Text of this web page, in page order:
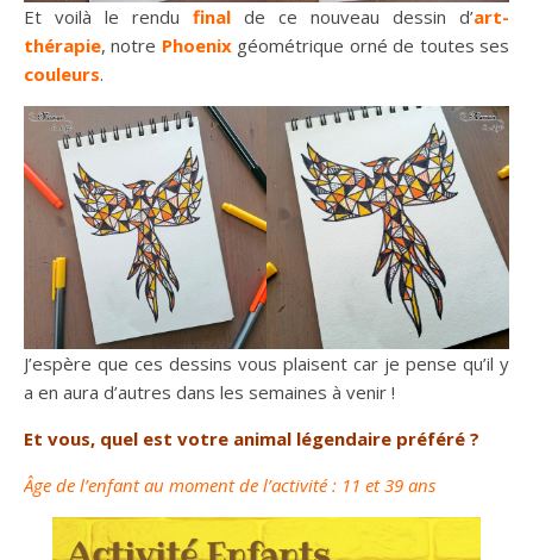
Et voilà le rendu final de ce nouveau dessin d’art-
thérapie, notre Phoenix géométrique orné de toutes ses
couleurs.
J’espère que ces dessins vous plaisent car je pense qu’il y
a en aura d’autres dans les semaines à venir !
Et vous, quel est votre animal légendaire préféré ?
Âge de l’enfant au moment de l’activité : 11 et 39 ans